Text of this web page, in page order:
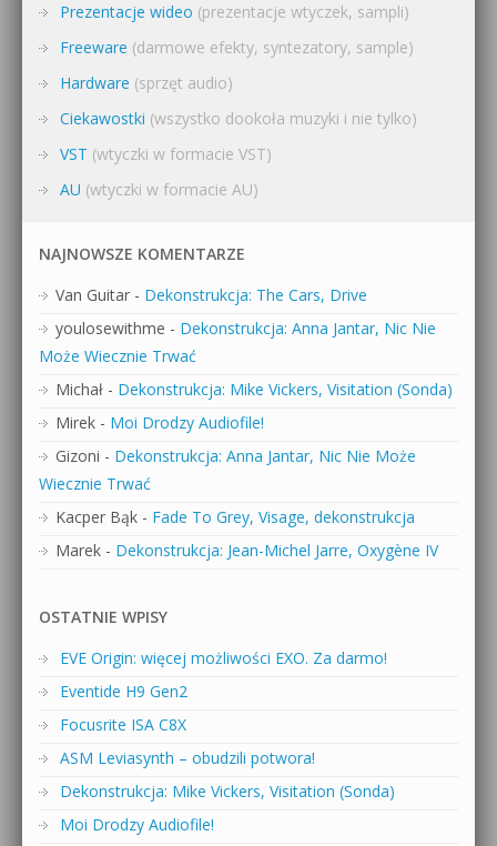
Prezentacje wideo (prezentacje wtyczek, sampli)
Freeware (darmowe efekty, syntezatory, sample)
Hardware (sprzęt audio)
Ciekawostki (wszystko dookoła muzyki i nie tylko)
VST (wtyczki w formacie VST)
AU (wtyczki w formacie AU)
NAJNOWSZE KOMENTARZE
Van Guitar - Dekonstrukcja: The Cars, Drive
youlosewithme - Dekonstrukcja: Anna Jantar, Nic Nie
Może Wiecznie Trwać
Michał - Dekonstrukcja: Mike Vickers, Visitation (Sonda)
Mirek - Moi Drodzy Audiofile!
Gizoni - Dekonstrukcja: Anna Jantar, Nic Nie Może
Wiecznie Trwać
Kacper Bąk - Fade To Grey, Visage, dekonstrukcja
Marek - Dekonstrukcja: Jean-Michel Jarre, Oxygène IV
OSTATNIE WPISY
EVE Origin: więcej możliwości EXO. Za darmo!
Eventide H9 Gen2
Focusrite ISA C8X
ASM Leviasynth – obudzili potwora!
Dekonstrukcja: Mike Vickers, Visitation (Sonda)
Moi Drodzy Audiofile!